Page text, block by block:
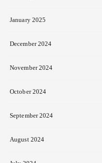
January 2025
December 2024
November 2024
October 2024
September 2024
August 2024